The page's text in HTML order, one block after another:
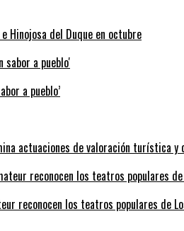
Hinojosa del Duque en octubre
a pueblo’
actuaciones de valoración turística y
reconocen los teatros populares de